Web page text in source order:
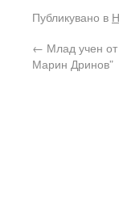
Публикувано в
← Млад учен
Марин Дринов”